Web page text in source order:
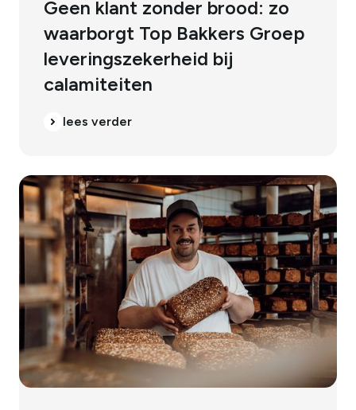
Geen klant zonder brood: zo
waarborgt Top Bakkers Groep
leveringszekerheid bij
calamiteiten
lees verder
lees verder